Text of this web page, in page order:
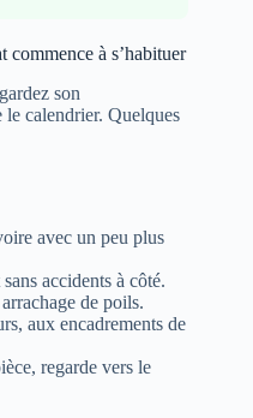
commence à s’habituer
son
calendrier. Quelques
avec un peu plus
accidents à côté.
de poils.
aux encadrements de
regarde vers le